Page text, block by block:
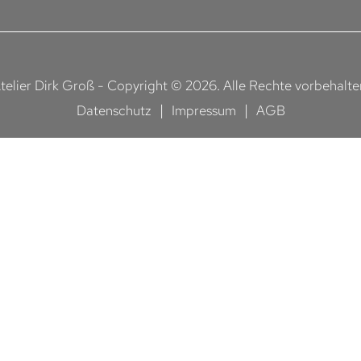
Dirk Groß - Copyright © 2026. Alle Rechte
Datenschutz | Impressum | AGB